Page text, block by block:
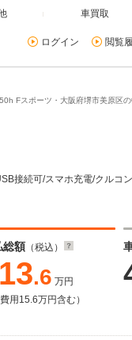
車買取
ログイン 閲覧
Fスポーツ・大阪府堺市美原区
接続可/スマホ充電/クルコ
総額 （税込）
.6 万円
費用15.6万円含む）